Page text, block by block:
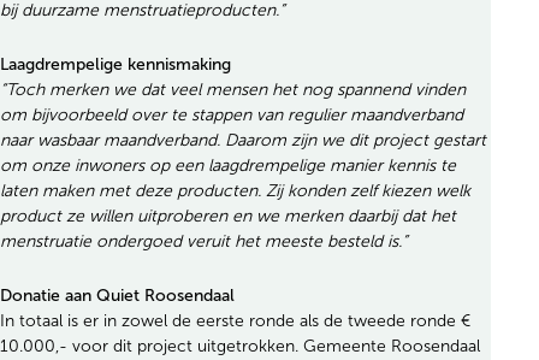
bij duurzame menstruatieproducten.”
Laagdrempelige kennismaking
“Toch merken we dat veel mensen het nog spannend vinden
om bijvoorbeeld over te stappen van regulier maandverband
naar wasbaar maandverband. Daarom zijn we dit project gestart
om onze inwoners op een laagdrempelige manier kennis te
laten maken met deze producten. Zij konden zelf kiezen welk
product ze willen uitproberen en we merken daarbij dat het
menstruatie ondergoed veruit het meeste besteld is.”
Donatie aan Quiet Roosendaal
In totaal is er in zowel de eerste ronde als de tweede ronde €
10.000,- voor dit project uitgetrokken. Gemeente Roosendaal